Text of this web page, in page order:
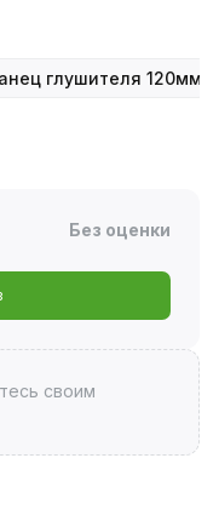
глушителя 120мм
Без оценки
своим